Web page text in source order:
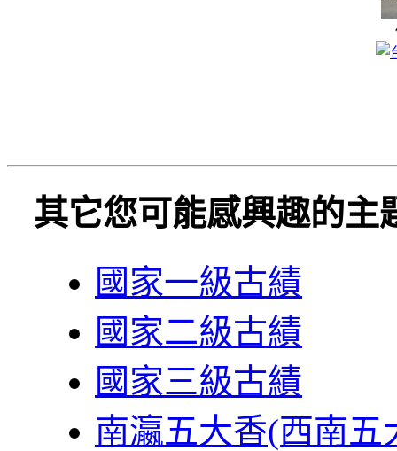
其它您可能感興趣的主
國家一級古績
國家二級古績
國家三級古績
南瀛五大香(西南五